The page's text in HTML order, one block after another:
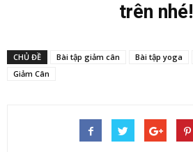
trên nhé!
CHỦ ĐỀ Bài tập giảm cân Bài tập yoga
Giảm Cân